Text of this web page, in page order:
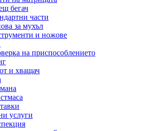
бегач
части
за мухъл
и ножове
на приспособлението
и хващач
услуги